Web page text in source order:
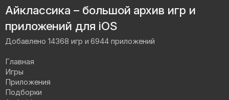
Айклассика – большой архив игр и
приложений для iOS
Добавлено 14368 игр и 6944 приложений
Главная
Игры
Приложения
Подборки